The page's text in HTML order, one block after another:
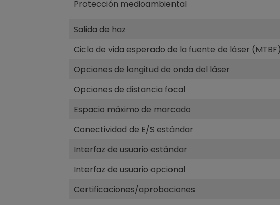
Protección medioambiental
Salida de haz
Ciclo de vida esperado de la fuente de láser (MTBF)
Opciones de longitud de onda del láser
Opciones de distancia focal
Espacio máximo de marcado
Conectividad de E/S estándar
Interfaz de usuario estándar
Interfaz de usuario opcional
Certificaciones/aprobaciones